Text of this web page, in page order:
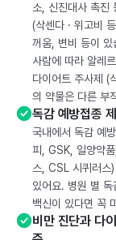
소, 신진대사 촉진
(삭센다 · 위고비
꺼움, 변비 등이 있
사람에 따라 알레
다이어트 주사제 (
의 약물은 다른 부
독감 예방접종
국내에서 독감 예
피, GSK, 일양약
스, CSL 시퀴러스
있어요. 병원 별
백신이 있다면 꼭
비만 진단과 다